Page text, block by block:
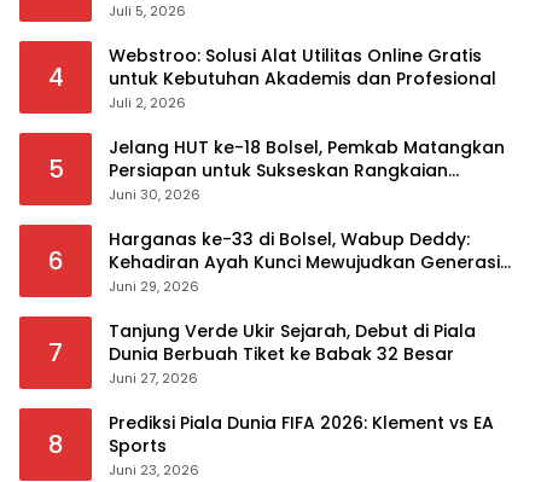
serangkaian kegiatan Kampanye dan
Juli 5, 2026
4
Webstroo: Solusi Alat Utilitas Online Gratis
untuk Kebutuhan Akademis dan Profesional
Juli 2, 2026
5
Jelang HUT ke-18 Bolsel, Pemkab Matangkan
Persiapan untuk Sukseskan Rangkaian
Peringatan
Juni 30, 2026
6
Harganas ke-33 di Bolsel, Wabup Deddy:
Kehadiran Ayah Kunci Mewujudkan Generasi
Berkualitas
Juni 29, 2026
7
Tanjung Verde Ukir Sejarah, Debut di Piala
Dunia Berbuah Tiket ke Babak 32 Besar
Juni 27, 2026
8
Prediksi Piala Dunia FIFA 2026: Klement vs EA
Sports
Juni 23, 2026